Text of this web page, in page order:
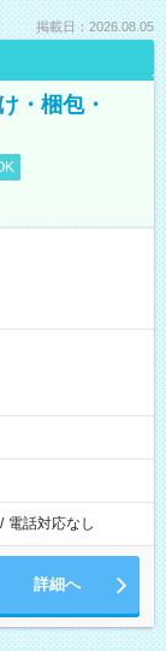
掲載日：2026.08.05
・梱包・
/ 電話対応なし
詳細へ